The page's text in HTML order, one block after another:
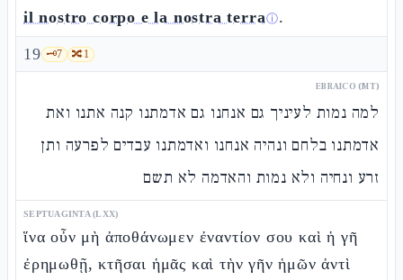
il nostro corpo e la nostra terraⓘ.
19 🗝️7 🔀1
EBRAICO (MT)
למה נמות לעיניך גם אנחנו גם אדמתנו קנה אתנו ואת
אדמתנו בלחם ונהיה אנחנו ואדמתנו עבדים לפרעה ותן
זרע ונחיה ולא נמות והאדמה לא תשם
SEPTUAGINTA (LXX)
ἵνα οὖν μὴ ἀποθάνωμεν ἐναντίον σου καὶ ἡ γῆ
ἐρημωθῇ, κτῆσαι ἡμᾶς καὶ τὴν γῆν ἡμῶν ἀντὶ